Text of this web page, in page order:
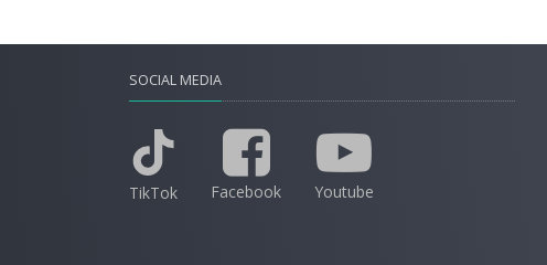
SOCIAL MEDIA
TikTok Facebook Youtube